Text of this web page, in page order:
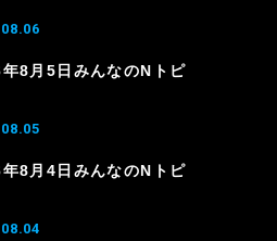
8月5日みんなのNトピ
8月4日みんなのNトピ